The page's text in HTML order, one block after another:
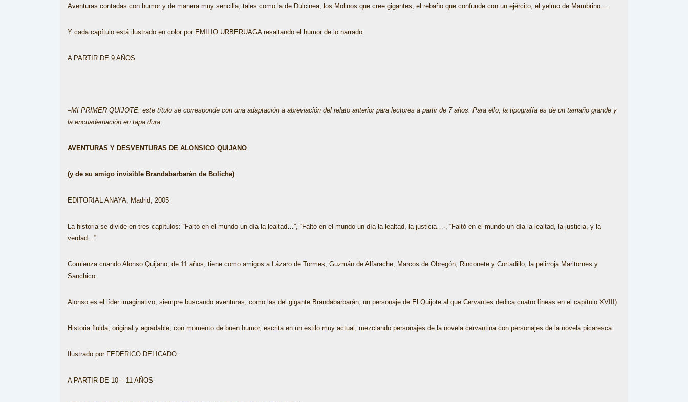
Aventuras contadas con humor y de manera muy sencilla, tales como la de Dulcinea, los Molinos que cree gigantes, el rebaño que confunde con un ejército, el yelmo de Mambrino….
Y cada capítulo está ilustrado en color por EMILIO URBERUAGA resaltando el humor de lo narrado
A PARTIR DE 9 AÑOS
–MI PRIMER QUIJOTE: este título se corresponde con una adaptación a abreviación del relato anterior para lectores a partir de 7 años. Para ello, la tipografía es de un tamaño grande y
la encuadernación en tapa dura
AVENTURAS Y DESVENTURAS DE ALONSICO QUIJANO
(y de su amigo invisible Brandabarbarán de Boliche)
EDITORIAL ANAYA, Madrid, 2005
La historia se divide en tres capítulos: “Faltó en el mundo un día la lealtad…”, “Faltó en el mundo un día la lealtad, la justicia…·, “Faltó en el mundo un día la lealtad, la justicia, y la
verdad…”.
Comienza cuando Alonso Quijano, de 11 años, tiene como amigos a Lázaro de Tormes, Guzmán de Alfarache, Marcos de Obregón, Rinconete y Cortadillo, la pelirroja Maritornes y
Sanchico.
Alonso es el líder imaginativo, siempre buscando aventuras, como las del gigante Brandabarbarán, un personaje de El Quijote al que Cervantes dedica cuatro líneas en el capítulo XVIII).
Historia fluida, original y agradable, con momento de buen humor, escrita en un estilo muy actual, mezclando personajes de la novela cervantina con personajes de la novela picaresca.
Ilustrado por FEDERICO DELICADO.
A PARTIR DE 10 – 11 AÑOS